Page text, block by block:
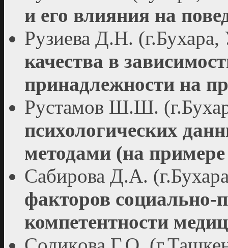
и его влияния на
Рузиева Д.Н. (г.Бухара,
качества в
принадлежности на
Рустамов Ш.Ш.
психологических
методами (на
Сабирова Д.А.
факторов социально-
компетентности